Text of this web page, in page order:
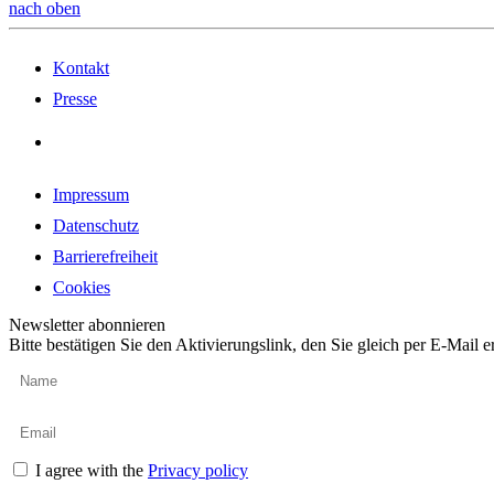
nach oben
Kontakt
Presse
Impressum
Datenschutz
Barrierefreiheit
Cookies
Newsletter abonnieren
Bitte bestätigen Sie den Aktivierungslink, den Sie gleich per E-Mail
I agree with the Privacy policy